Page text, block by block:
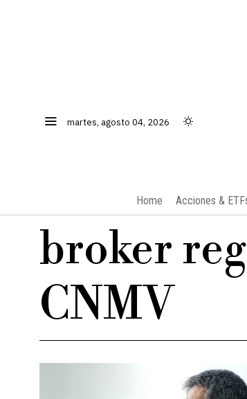
martes, agosto 04, 2026
Home Acciones &
broker
CNMV